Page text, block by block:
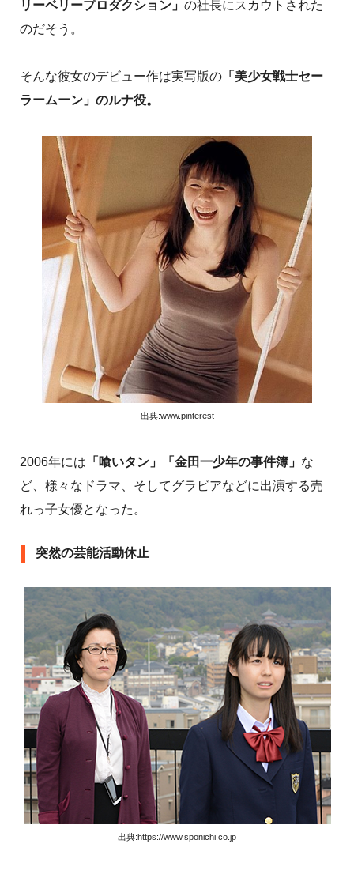
リーベリープロダクション」 の社長にスカウトされた
のだそう。
そんな彼女のデビュー作は実写版の 「美少女戦士セー
ラームーン」のルナ役。
出典:www.pinterest
2006年には 「喰いタン」「金田一少年の事件簿」 な
ど、様々なドラマ、そしてグラビアなどに出演する売
れっ子女優となった。
突然の芸能活動休止
出典:https://www.sponichi.co.jp